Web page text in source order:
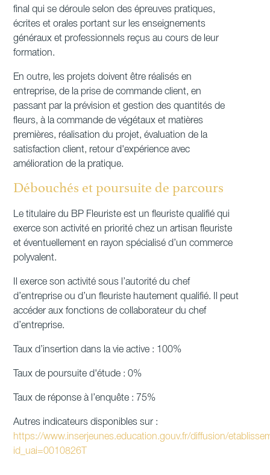
final qui se déroule selon des épreuves pratiques,
écrites et orales portant sur les enseignements
généraux et professionnels reçus au cours de leur
formation.
En outre, les projets doivent être réalisés en
entreprise, de la prise de commande client, en
passant par la prévision et gestion des quantités de
fleurs, à la commande de végétaux et matières
premières, réalisation du projet, évaluation de la
satisfaction client, retour d'expérience avec
amélioration de la pratique.
Débouchés et poursuite de parcours
Le titulaire du BP Fleuriste est un fleuriste qualifié qui
exerce son activité en priorité chez un artisan fleuriste
et éventuellement en rayon spécialisé d’un commerce
polyvalent.
Il exerce son activité sous l’autorité du chef
d’entreprise ou d’un fleuriste hautement qualifié. Il peut
accéder aux fonctions de collaborateur du chef
d’entreprise.
Taux d’insertion dans la vie active : 100%
Taux de poursuite d'étude : 0%
Taux de réponse à l’enquête : 75%
Autres indicateurs disponibles sur :
https://www.inserjeunes.education.gouv.fr/diffusion/
id_uai=0010826T